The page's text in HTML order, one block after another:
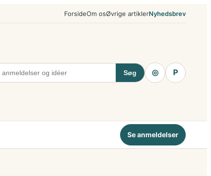
ForsideOm osØvrige artiklerNyhedsbrev
Søg ◎ P
Se anmeldelser